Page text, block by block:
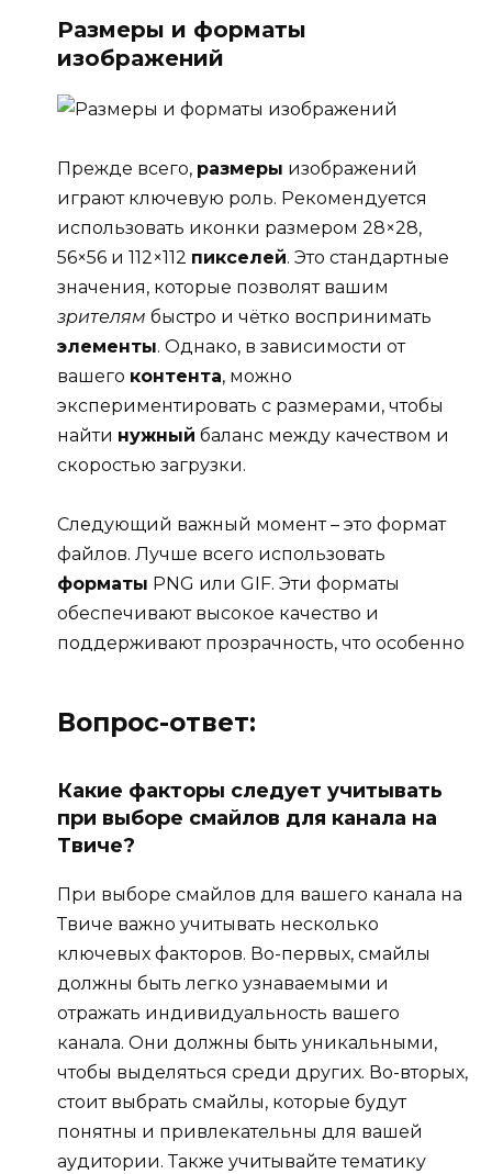
Размеры и форматы
изображений
Прежде всего, размеры изображений
играют ключевую роль. Рекомендуется
использовать иконки размером 28×28,
56×56 и 112×112 пикселей. Это стандартные
значения, которые позволят вашим
зрителям быстро и чётко воспринимать
элементы. Однако, в зависимости от
вашего контента, можно
экспериментировать с размерами, чтобы
найти нужный баланс между качеством и
скоростью загрузки.
Следующий важный момент – это формат
файлов. Лучше всего использовать
форматы PNG или GIF. Эти форматы
обеспечивают высокое качество и
поддерживают прозрачность, что особенно
Вопрос-ответ:
Какие факторы следует учитывать
при выборе смайлов для канала на
Твиче?
При выборе смайлов для вашего канала на
Твиче важно учитывать несколько
ключевых факторов. Во-первых, смайлы
должны быть легко узнаваемыми и
отражать индивидуальность вашего
канала. Они должны быть уникальными,
чтобы выделяться среди других. Во-вторых,
стоит выбрать смайлы, которые будут
понятны и привлекательны для вашей
аудитории. Также учитывайте тематику